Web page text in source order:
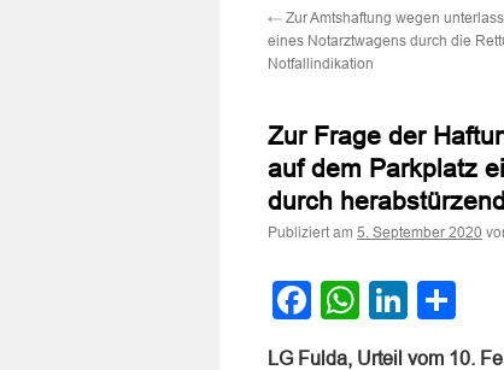
springen
← Zur Amtshaftung wegen
eines Notarztwagens durch die
Notfallindikation
Zur Frage der
auf dem Parkplatz
durch
Publiziert am 5. September 2020
Facebook
LG Fulda, Urteil vom 10.